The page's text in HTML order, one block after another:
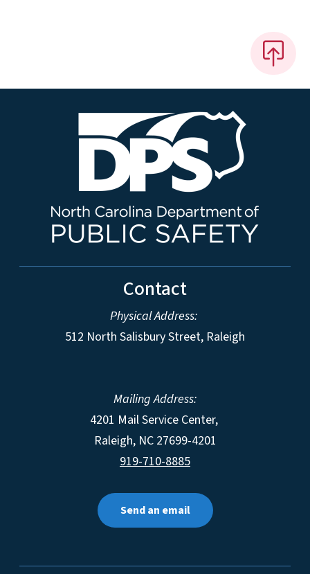
Contact
Physical Address:
512 North Salisbury Street, Raleigh
Mailing Address:
4201 Mail Service Center,
Raleigh, NC 27699-4201
919-710-8885
Send an email